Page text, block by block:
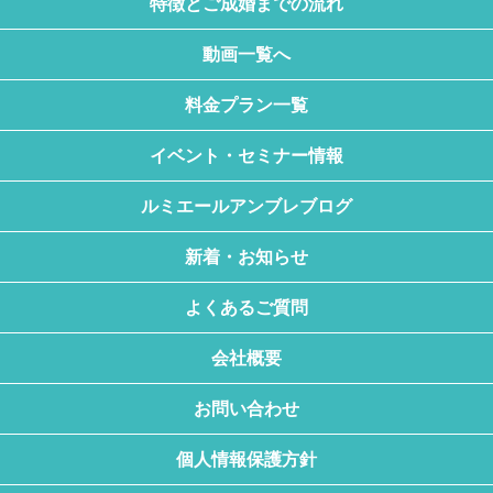
特徴とご成婚までの流れ
動画一覧へ
料金プラン一覧
イベント・セミナー情報
ルミエールアンブレブログ
新着・お知らせ
よくあるご質問
会社概要
お問い合わせ
個人情報保護方針